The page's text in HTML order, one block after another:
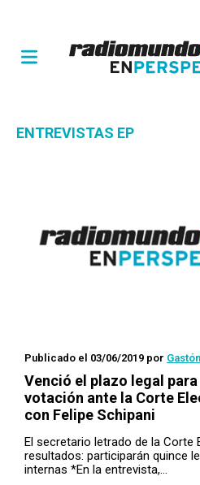
ENTREVISTAS EP
Publicado el 03/06/2019 por
Venció el plazo legal
votación ante la Corte
con Felipe Schipani
El secretario letrado de la Corte
resultados: participarán quince
internas *En la entrevista,…